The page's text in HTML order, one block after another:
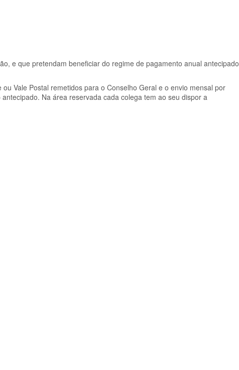
e que pretendam beneficiar do regime de pagamento anual antecipado
Vale Postal remetidos para o Conselho Geral e o envio mensal por
Na área reservada cada colega tem ao seu dispor a